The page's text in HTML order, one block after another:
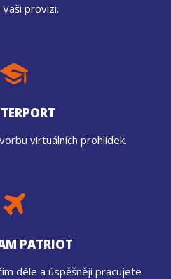
provizi.
virtuálních prohlídek.
PATRIOT
déle a úspěšněji pracujete